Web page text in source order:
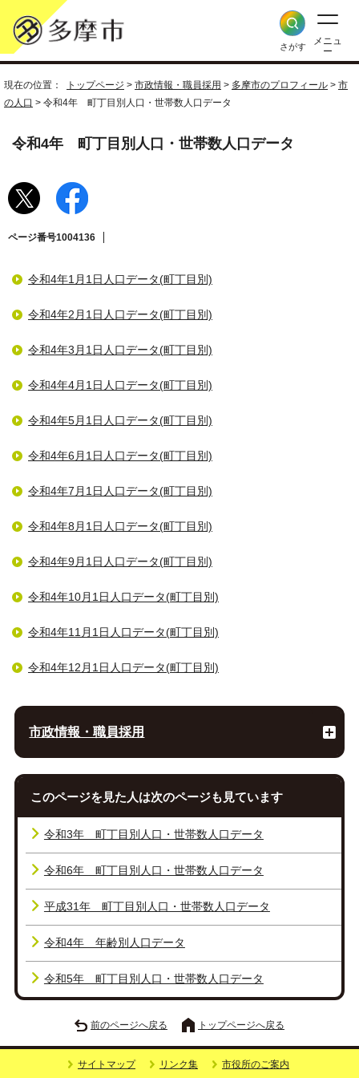
さがす
メニュ
ー
現在の位置： トップページ > 市政情報・職員採用 > 多摩市のプロフィール > 市
の人口 > 令和4年 町丁目別人口・世帯数人口データ
令和4年 町丁目別人口・世帯数人口データ
ページ番号1004136
令和4年1月1日人口データ(町丁目別)
令和4年2月1日人口データ(町丁目別)
令和4年3月1日人口データ(町丁目別)
令和4年4月1日人口データ(町丁目別)
令和4年5月1日人口データ(町丁目別)
令和4年6月1日人口データ(町丁目別)
令和4年7月1日人口データ(町丁目別)
令和4年8月1日人口データ(町丁目別)
令和4年9月1日人口データ(町丁目別)
令和4年10月1日人口データ(町丁目別)
令和4年11月1日人口データ(町丁目別)
令和4年12月1日人口データ(町丁目別)
市政情報・職員採用
このページを見た人は次のページも見ています
令和3年 町丁目別人口・世帯数人口データ
令和6年 町丁目別人口・世帯数人口データ
平成31年 町丁目別人口・世帯数人口データ
令和4年 年齢別人口データ
令和5年 町丁目別人口・世帯数人口データ
前のページへ戻る トップページへ戻る
サイトマップ リンク集 市役所のご案内